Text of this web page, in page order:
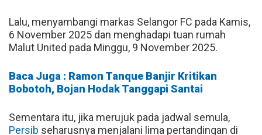
Lalu, menyambangi markas Selangor FC pada Kamis,
6 November 2025 dan menghadapi tuan rumah
Malut United pada Minggu, 9 November 2025.
Baca Juga : Ramon Tanque Banjir Kritikan
Bobotoh, Bojan Hodak Tanggapi Santai
Sementara itu, jika merujuk pada jadwal semula,
Persib seharusnya menjalani lima pertandingan di